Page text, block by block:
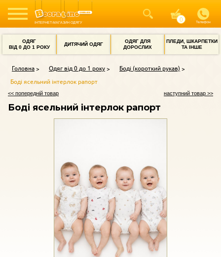
ІНТЕРНЕТ-МАГАЗИН ОДЯГУ Телефон
ОДЯГ
ВІД 0 ДО 1 РОКУ
ДИТЯЧИЙ ОДЯГ
ОДЯГ ДЛЯ
ДОРОСЛИХ
ПЛЕДИ, ШКАРПЕТКИ
ТА ІНШЕ
Головна Одяг від 0 до 1 року
Боді (короткий рукав)
Боді ясельний інтерлок рапорт
<< попередній товар наступний товар >>
Боді ясельний інтерлок рапорт